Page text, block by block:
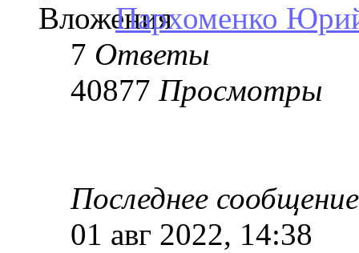
Пархоменко
7 Ответы
40877 Просмотры
Последнее
01 авг 2022, 14:38